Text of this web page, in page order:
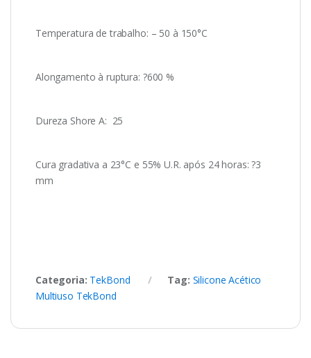
Temperatura de trabalho: – 50 à 150°C
Alongamento à ruptura: ?600 %
Dureza Shore A: 25
Cura gradativa a 23°C e 55% U.R. após 24 horas: ?3
mm
Categoria: TekBond Tag: Silicone Acético
Multiuso TekBond